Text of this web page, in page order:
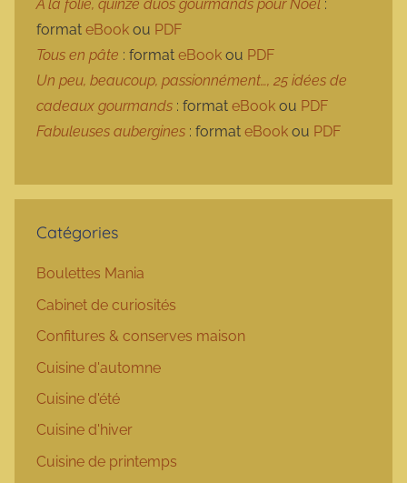
À la folie, quinze duos gourmands pour Noël :
format eBook ou PDF
Tous en pâte : format eBook ou PDF
Un peu, beaucoup, passionnément…, 25 idées de
cadeaux gourmands : format eBook ou PDF
Fabuleuses aubergines : format eBook ou PDF
Catégories
Boulettes Mania
Cabinet de curiosités
Confitures & conserves maison
Cuisine d'automne
Cuisine d'été
Cuisine d'hiver
Cuisine de printemps